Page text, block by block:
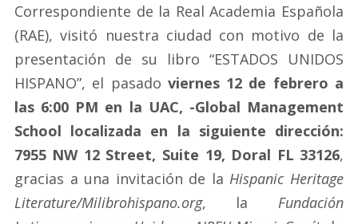
Correspondiente de la Real Academia Española
(RAE), visitó nuestra ciudad con motivo de la
presentación de su libro “ESTADOS UNIDOS
HISPANO”, el pasado viernes 12 de febrero a
las 6:00 PM en la UAC, -Global Management
School localizada en la siguiente dirección:
7955 NW 12 Street, Suite 19, Doral FL 33126,
gracias a una invitación de la Hispanic Heritage
Literature/Milibrohispano.org, laFundación